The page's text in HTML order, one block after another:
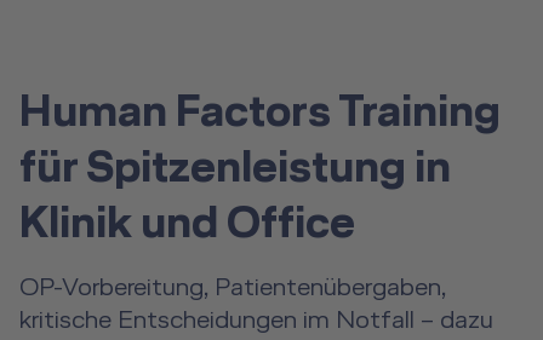
Human Factors Training
für Spitzenleistung in
Klinik und Office
OP-Vorbereitung, Patientenübergaben,
kritische Entscheidungen im Notfall – dazu